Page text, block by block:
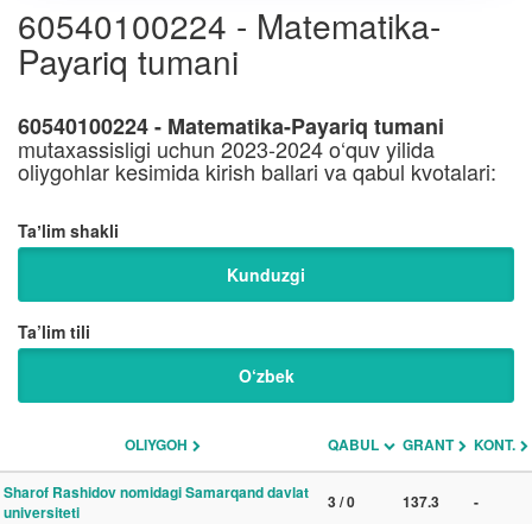
60540100224 - Matematika-
Payariq tumani
60540100224 - Matematika-Payariq tumani
mutaxassisligi uchun 2023-2024 o‘quv yilida
oliygohlar kesimida kirish ballari va qabul kvotalari:
Taʼlim shakli
Kunduzgi
Ta’lim tili
O‘zbek
OLIYGOH QABUL GRANT KONT.
Sharof Rashidov nomidagi Samarqand davlat
universiteti
3 / 0 137.3 -